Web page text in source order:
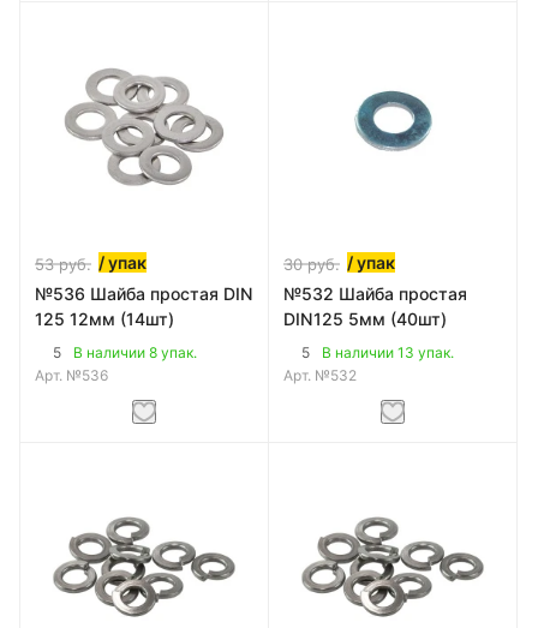
53руб. / упак
№536 Шайба простая DIN
125 12мм (14шт)
5
В наличии 8 упак.
Арт. №536
30руб. / упак
№532 Шайба простая
DIN125 5мм (40шт)
5
В наличии 13 упак.
Арт. №532